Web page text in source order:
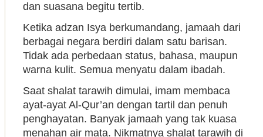
dan suasana begitu tertib.
Ketika adzan Isya berkumandang, jamaah dari
berbagai negara berdiri dalam satu barisan.
Tidak ada perbedaan status, bahasa, maupun
warna kulit. Semua menyatu dalam ibadah.
Saat shalat tarawih dimulai, imam membaca
ayat-ayat Al-Qur’an dengan tartil dan penuh
penghayatan. Banyak jamaah yang tak kuasa
menahan air mata. Nikmatnya shalat tarawih di